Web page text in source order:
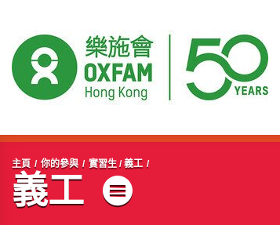
開始主要內容
主頁 你的參與 實習生 / 義工
義工 目錄